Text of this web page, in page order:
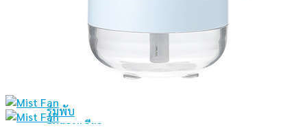
สายชาร์จ
แท่นชาร์จไร้สาย
ร่มพับ
ร่มตอนเดียว